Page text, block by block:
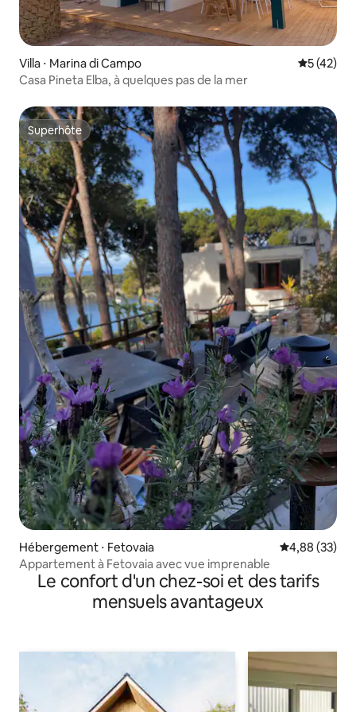
Villa ⋅ Marina di Campo
5 (42)
Casa Pineta Elba, à quelques pas de la mer
Superhôte
Superhôte
Hébergement ⋅ Fetovaia Évaluation
4,88 (33)
Appartement à Fetovaia avec vue imprenable
Le confort d'un chez-soi et des tarifs
mensuels avantageux